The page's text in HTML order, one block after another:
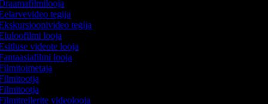
tegija
tegija
looja
videote looja
looja
videolooja